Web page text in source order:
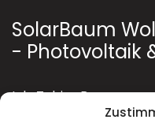
SolarBaum
- Photovoltaik
Inh. Tobias Baum